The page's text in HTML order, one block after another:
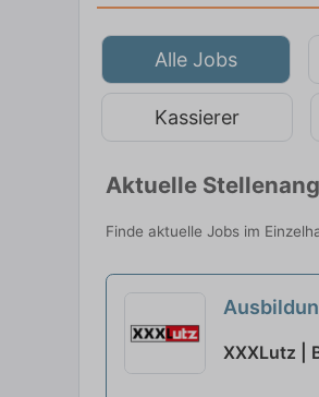
Alle Jobs
Kassierer
Aktuelle
Finde aktuelle Jobs im
XXXLutz |